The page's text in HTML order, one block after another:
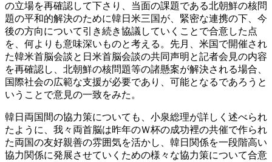
の立場を再確認して下さり、当面の課題である北朝鮮の核問
題の平和的解決のために韓日米三国が、緊密な連携の下、今
後の方向について引き続き協議していくことで合意した点
を、何よりも意味深いものと考える。先月、米国で開催され
た韓米首脳会談と日米首脳会談の共同声明と記者会見の内容
を再確認し、北朝鮮の核問題等の諸懸案が解決される場合、
国際社会の広範な支援が必要であり、可能となるであろうと
いうことで意見の一致をみた。
韓日両国間の協力策についても、小泉総理が詳しく述べられ
たように、我々両首脳は昨年のＷ杯の成功裡の共催で作られ
た両国の友好親善の雰囲気を活かし、韓日関係を一段階高い
協力関係に発展させていくための様々な協力策について合意